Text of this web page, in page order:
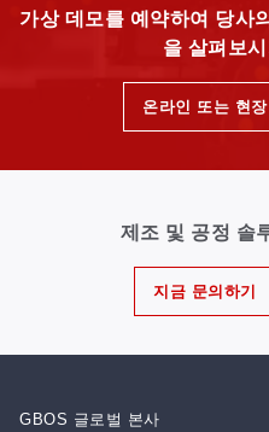
가상 데모를 예약하여 당사
을 살펴보
온라인 또는 현
제조 및 공정 솔
지금 문의하기
GBOS 글로벌 본사